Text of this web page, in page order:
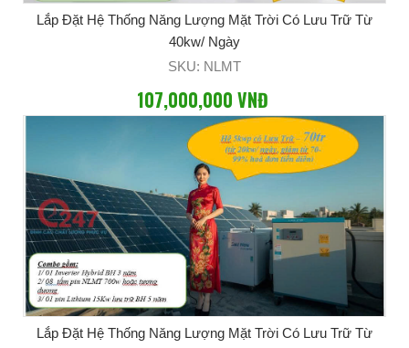
Lắp Đặt Hệ Thống Năng Lượng Mặt Trời Có Lưu Trữ Từ
40kw/ Ngày
SKU: NLMT
107,000,000 VNĐ
Lắp Đặt Hệ Thống Năng Lượng Mặt Trời Có Lưu Trữ Từ